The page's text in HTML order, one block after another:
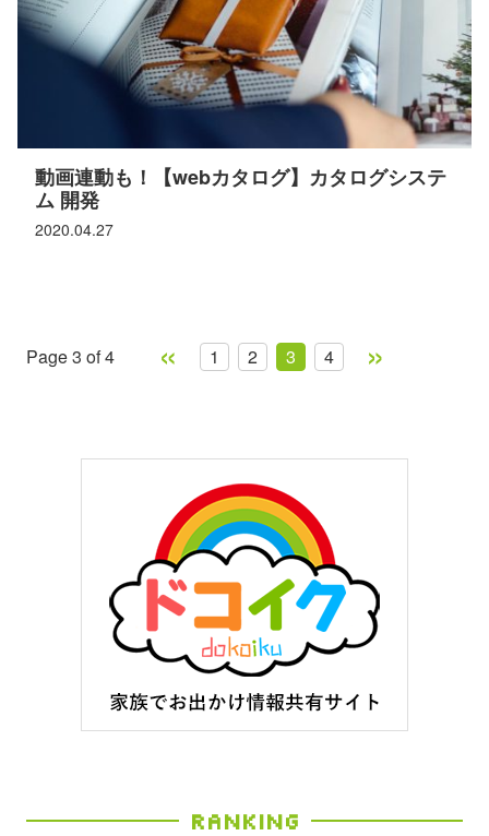
2020.04.27
動画連動も！【webカタログ】カタログシステ
ム 開発
Page 3 of 4 « 1 2 3 4 »
Ranking